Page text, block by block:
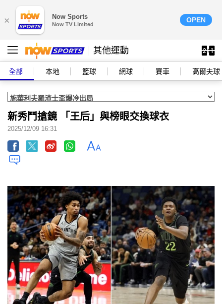
× Now Sports
Now TV Limited
OPEN
其他運動
全部 本地 籃球 網球 賽車 高爾夫球
新秀鬥搶鏡 「王后」與榜眼交換球衣
2025/12/09 16:31